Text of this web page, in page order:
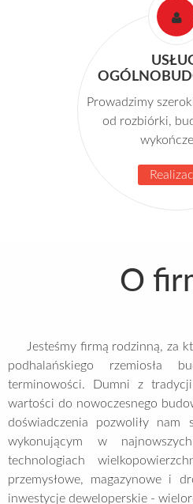
Prowadzimy
od rozbiórki,
O
Jesteśmy firmą rodzinną, za
podhalańskiego rzemiosła
terminowości. Dumni z
wartości do nowoczesnego
doświadczenia pozwoliły nam
wykonującym w
technologiach
przemysłowe, magazynowe i
inwestycje deweloperskie -